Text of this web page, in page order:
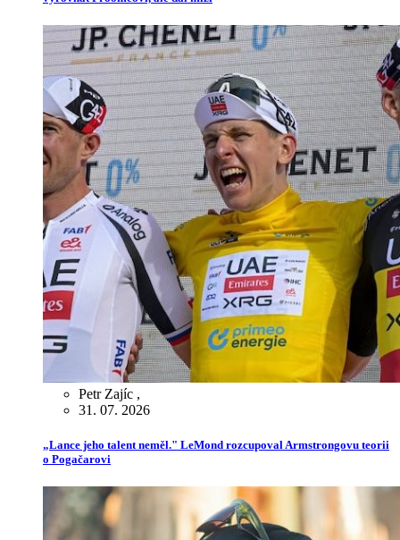
Petr Zajíc ,
31. 07. 2026
„Lance jeho talent neměl." LeMond rozcupoval Armstrongovu teorii
o Pogačarovi